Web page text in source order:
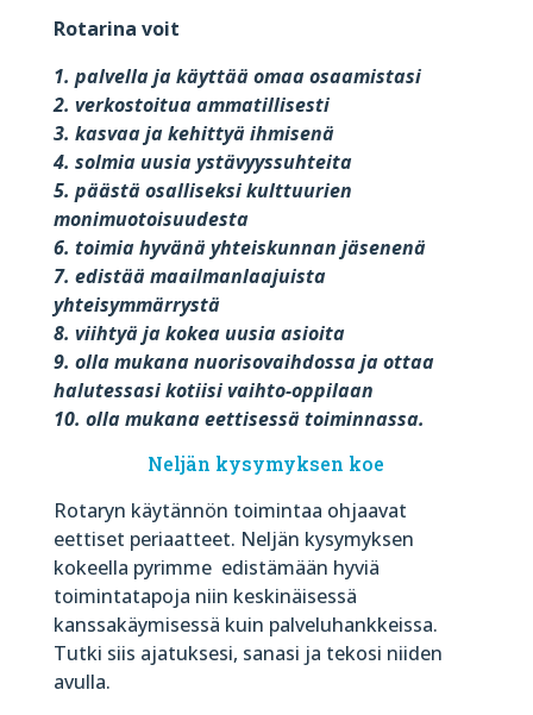
Rotarina voit
1. palvella ja käyttää omaa osaamistasi
2. verkostoitua ammatillisesti
3. kasvaa ja kehittyä ihmisenä
4. solmia uusia ystävyyssuhteita
5. päästä osalliseksi kulttuurien
monimuotoisuudesta
6. toimia hyvänä yhteiskunnan jäsenenä
7. edistää maailmanlaajuista
yhteisymmärrystä
8. viihtyä ja kokea uusia asioita
9. olla mukana nuorisovaihdossa ja ottaa
halutessasi kotiisi vaihto-oppilaan
10. olla mukana eettisessä toiminnassa.
Neljän kysymyksen koe
Rotaryn käytännön toimintaa ohjaavat
eettiset periaatteet. Neljän kysymyksen
kokeella pyrimme edistämään hyviä
toimintatapoja niin keskinäisessä
kanssakäymisessä kuin palveluhankkeissa.
Tutki siis ajatuksesi, sanasi ja tekosi niiden
avulla.